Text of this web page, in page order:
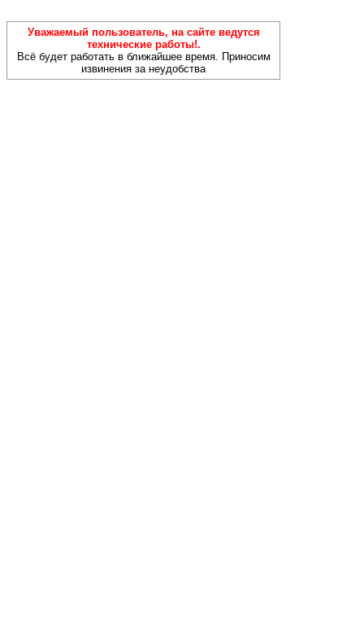
Уважаемый пользователь, на сайте ведутся
технические работы!.
Всё будет работать в ближайшее время. Приносим
извинения за неудобства